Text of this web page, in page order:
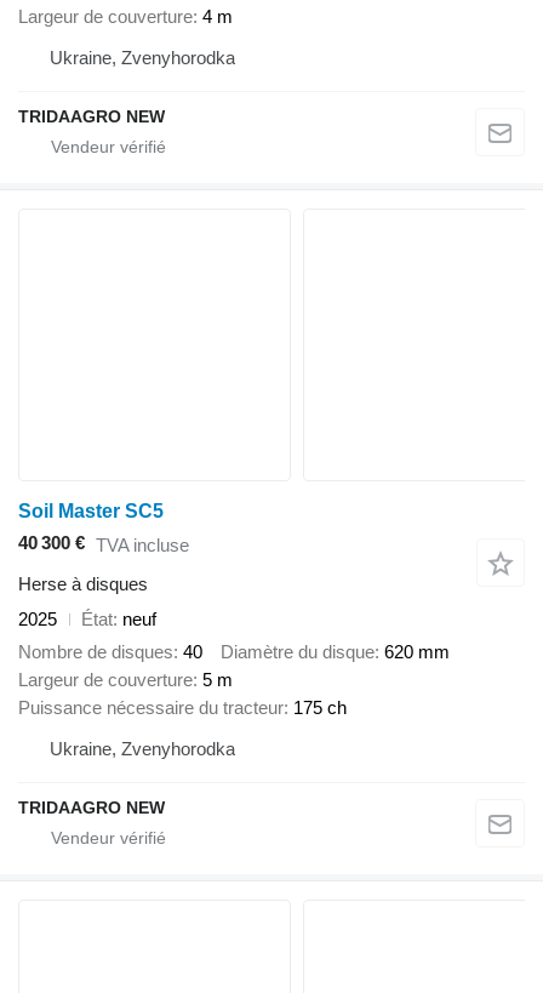
Largeur de couverture 4 m
Ukraine, Zvenyhorodka
TRIDAAGRO NEW
Soil Master SC5
40 300 € TVA incluse
Herse à disques
2025
État neuf
Nombre de disques 40 Diamètre du disque 620 mm
Largeur de couverture 5 m
Puissance nécessaire du tracteur 175 ch
Ukraine, Zvenyhorodka
TRIDAAGRO NEW